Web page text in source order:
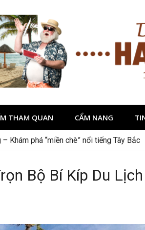
THAM QUAN CẨM NANG
cà phê đẹp dịp 2/9 ở Đà Lạt nên ghé
Bộ Bí Kíp Du